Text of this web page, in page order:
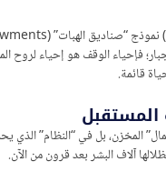
فإحياء الوقف هو إحياء لروح
قائمة.
بل في “النظام” الذي
آلاف البشر بعد قرون من الآن.